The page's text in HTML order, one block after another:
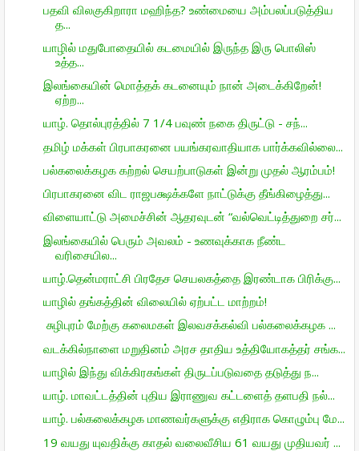
பதவி விலகுகிறாரா மஹிந்த? உண்மையை அம்பலப்படுத்திய
த...
யாழில் மதுபோதையில் கடமையில் இருந்த இரு பொலிஸ்
உத்த...
இலங்கையின் மொத்தக் கடனையும் நான் அடைக்கிறேன்!
ஏற்ற...
யாழ். தொல்புரத்தில் 7 1/4 பவுண் நகை திருட்டு - சந்...
தமிழ் மக்கள் பிரபாகரனை பயங்கரவாதியாக பார்க்கவில்லை...
பல்கலைக்கழக கற்றல் செயற்பாடுகள் இன்று முதல் ஆரம்பம்!
பிரபாகரனை விட ராஜபக்ஷக்களே நாட்டுக்கு தீங்கிழைத்து...
விளையாட்டு அமைச்சின் ஆதரவுடன் “வல்வெட்டித்துறை சர்...
இலங்கையில் பெரும் அவலம் - உணவுக்காக நீண்ட
வரிசையில...
யாழ்.தென்மராட்சி பிரதேச செயலகத்தை இரண்டாக பிரிக்கு...
யாழில் தங்கத்தின் விலையில் ஏற்பட்ட மாற்றம்!
சுழிபுரம் மேற்கு கலைமகள் இலவசக்கல்வி பல்கலைக்கழக ...
வடக்கில்நாளை மறுதினம் அரச தாதிய உத்தியோகத்தர் சங்க...
யாழில் இந்து விக்கிரகங்கள் திருடப்படுவதை தடுத்து ந...
யாழ். மாவட்டத்தின் புதிய இராணுவ கட்டளைத் தளபதி நல்...
யாழ். பல்கலைக்கழக மாணவர்களுக்கு எதிராக கொழும்பு மே...
19 வயது யுவதிக்கு காதல் வலைவீசிய 61 வயது முதியவர் ...